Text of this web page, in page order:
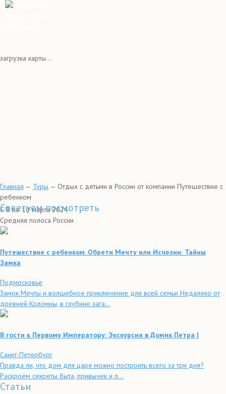
загрузка карты...
С 8 по 10 марта 2024
Средняя полоса России
Главная — Туры — Отдых с детьми в России от компании Путешествие с
ребенком
Советуем посмотреть
Путешествие с ребенком. Обрети Мечту или Исчезни: Тайны
Замка
Подмосковье
Замок Мечты и волшебное приключение для всей семьи Недалеко от
древней Коломны, в глубине зага...
В гости к Первому Императору: Экскурсия в Домик Петра I
Санкт-Петербург
Правда ли, что дом для царя можно построить всего за три дня?
Раскроем секреты быта, привычек и л...
Статьи